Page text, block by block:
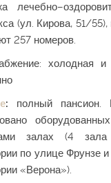
(ул. Кирова, 51/55),
257 номеров.
холодная и
: полный пансион.
залах (4
по улице Фрунзе и
«Верона»).